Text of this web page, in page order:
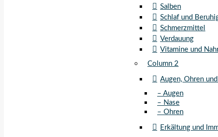
Salben
Schlaf und
Schmerzmittel
Verdauung
Vitamine und
Column 2
Augen, Ohren
– Augen
– Nase
– Ohren
Erkältung und